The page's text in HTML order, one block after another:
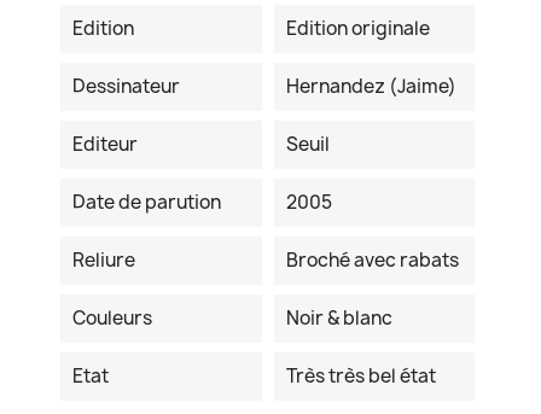
Edition
Edition originale
Dessinateur Hernandez (Jaime)
Editeur Seuil
Date de parution 2005
Reliure Broché avec rabats
Couleurs Noir & blanc
Etat Très très bel état